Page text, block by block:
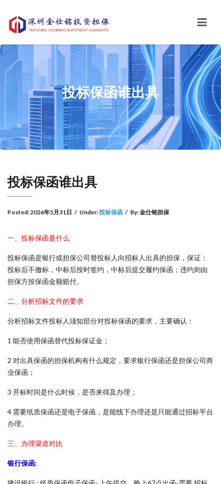
投标保函谁出具
投标保函谁出具
Posted:2026年5月31日 / Under:投标保函 / By:金仕铭担保
一、投标保函是什么
投标保函是银行或担保公司替投标人向招标人出具的担保，保证：
投标后不撤标，中标后按时签约，中标后提交履约保函；违约则由
担保方按保函金额赔付。
二、分析招标文件的要求
分析招标文件投标人须知部分对投标保函的要求，主要确认：
1 能否使用保函替代投标保证金；
2 对出具保函的担保机构有什么规定，要求银行保函还是担保公司商
业保函；
3 开标时间是什么时候，是否来得及办理；
4 需要纸质保函还是电子保函，是能线下办理还是只能通过招标平台
办理。
三、办理渠道对比
银行保函: